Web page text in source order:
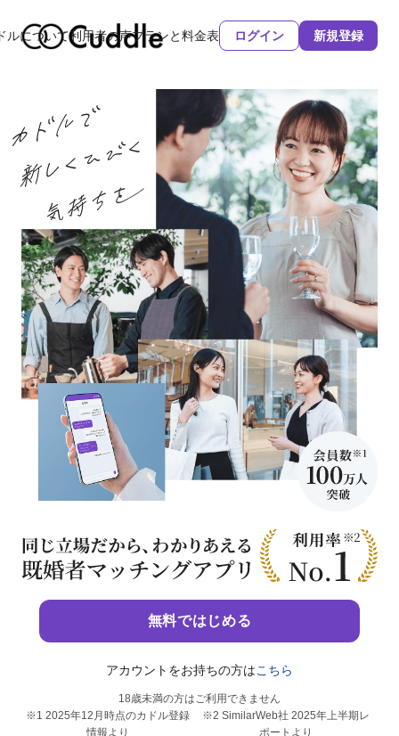
ルについて利用者の声プランと料金表 ログイン 新規登録
同
じ
立
わ
無料ではじめる
アカウントをお持ちの方はこちら
18歳未満の方はご利用できません
※1 2025年12月時点のカドル登録
情報より
※2 SimilarWeb社 2025年上半期レ
ポートより